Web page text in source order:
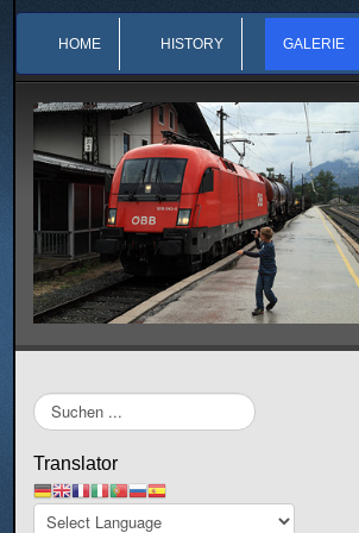
HOME HISTORY GALERIE
Suchen
...
Translator